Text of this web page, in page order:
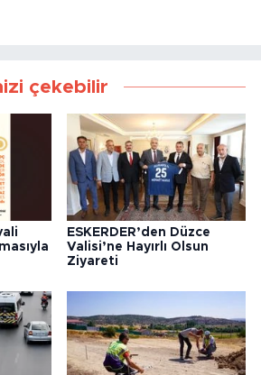
çekebilir
ESKERDER’den Düzce
Valisi’ne Hayırlı Olsun
Ziyareti